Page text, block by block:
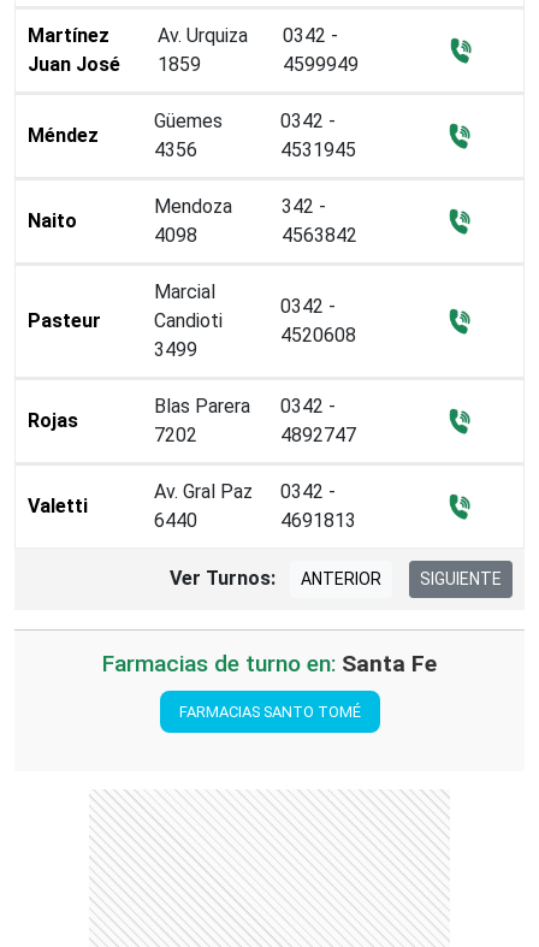
Martínez
Juan José
Av. Urquiza
1859
0342 -
4599949
Méndez
Güemes
4356
0342 -
4531945
Naito
Mendoza
4098
342 -
4563842
Pasteur
Marcial
Candioti
3499
0342 -
4520608
Rojas
Blas Parera
7202
0342 -
4892747
Valetti
Av. Gral Paz
6440
0342 -
4691813
Ver Turnos: ANTERIOR SIGUIENTE
Farmacias de turno en: Santa Fe
FARMACIAS SANTO TOMÉ